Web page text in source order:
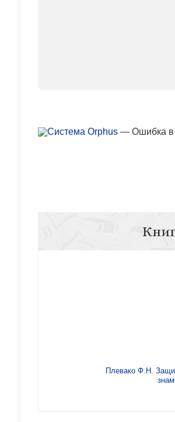
— Ошибка в
Плевако Ф.Н.